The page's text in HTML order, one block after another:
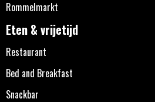
Rommelmarkt
Eten & vrijetijd
Restaurant
Bed and Breakfast
Snackbar